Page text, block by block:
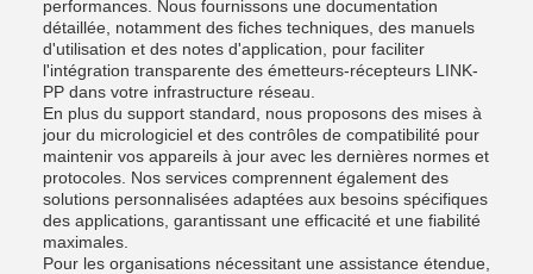
performances. Nous fournissons une documentation
détaillée, notamment des fiches techniques, des manuels
d'utilisation et des notes d'application, pour faciliter
l'intégration transparente des émetteurs-récepteurs LINK-
PP dans votre infrastructure réseau.
En plus du support standard, nous proposons des mises à
jour du micrologiciel et des contrôles de compatibilité pour
maintenir vos appareils à jour avec les dernières normes et
protocoles. Nos services comprennent également des
solutions personnalisées adaptées aux besoins spécifiques
des applications, garantissant une efficacité et une fiabilité
maximales.
Pour les organisations nécessitant une assistance étendue,